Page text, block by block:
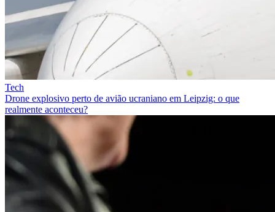
Tech
Drone explosivo perto de avião ucraniano em Leipzig: o que
realmente aconteceu?